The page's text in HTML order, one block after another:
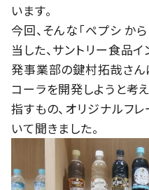
います。
今回、そんな「ペプシ か
当した、サントリー食品
発事業部の鍵村拓哉さ
コーラを開発しようと考
指すもの、オリジナルフ
いて聞きました。